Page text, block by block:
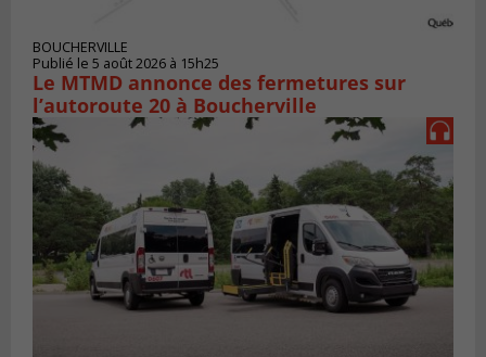
BOUCHERVILLE
Publié le 5 août 2026 à 15h25
Le MTMD annonce des fermetures sur
l’autoroute 20 à Boucherville